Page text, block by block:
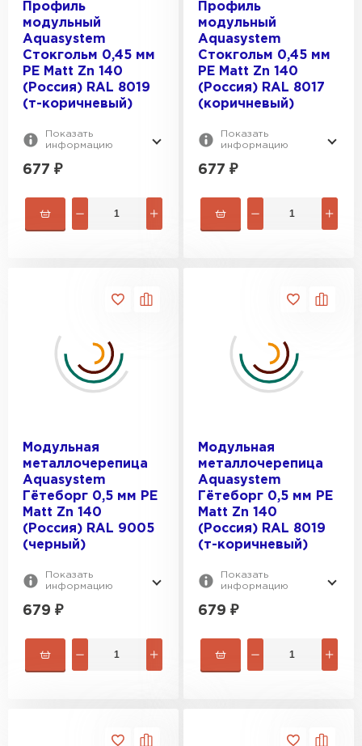
Профиль
модульный
Aquasystem
Стокгольм 0,45 мм
PE Matt Zn 140
(Россия) RAL 8019
(т-коричневый)
Показать
информацию
677 ₽
Профиль
модульный
Aquasystem
Стокгольм 0,45 мм
PE Matt Zn 140
(Россия) RAL 8017
(коричневый)
Показать
информацию
677 ₽
Модульная
металлочерепица
Aquasystem
Гётеборг 0,5 мм PE
Matt Zn 140
(Россия) RAL 9005
(черный)
Показать
информацию
679 ₽
Модульная
металлочерепица
Aquasystem
Гётеборг 0,5 мм PE
Matt Zn 140
(Россия) RAL 8019
(т-коричневый)
Показать
информацию
679 ₽